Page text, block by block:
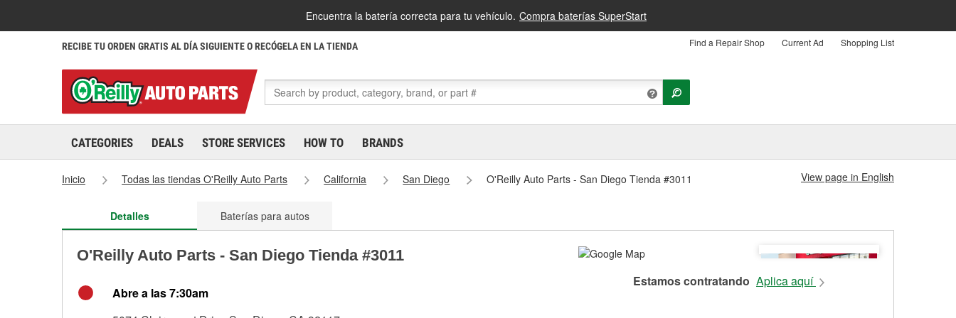
Encuentra la batería correcta para tu vehículo. Compra baterías SuperStart
RECIBE TU ORDEN GRATIS AL DÍA SIGUIENTE O RECÓGELA EN LA TIENDA Find a Repair Shop Current Ad Shopping List
CATEGORIES DEALS STORE SERVICES HOW TO BRANDS
Inicio Todas las tiendas O'Reilly Auto Parts California San Diego O'Reilly Auto Parts - San Diego Tienda #3011 View page in English
Detalles Baterías para autos
O'Reilly Auto Parts - San Diego Tienda #3011
Abre a las 7:30am
Estamos contratando Aplica aquí